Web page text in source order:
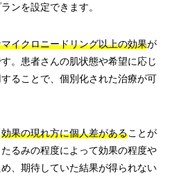
ンを設定できます。
イクロニードリング以上の効果が
。患者さんの肌状態や希望に応じ
ることで、個別化された治療が可
効果の現れ方に個人差があることが
るみの程度によって効果の程度や
、期待していた結果が得られない